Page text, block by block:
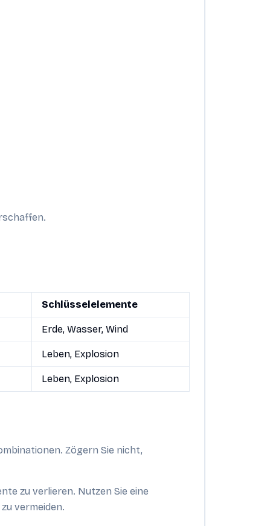
Schlüsselelemente
Erde, Wasser, Wind
Leben, Explosion
Leben, Explosion
Zögern Sie nicht,
zu verlieren. Nutzen Sie eine
vermeiden.